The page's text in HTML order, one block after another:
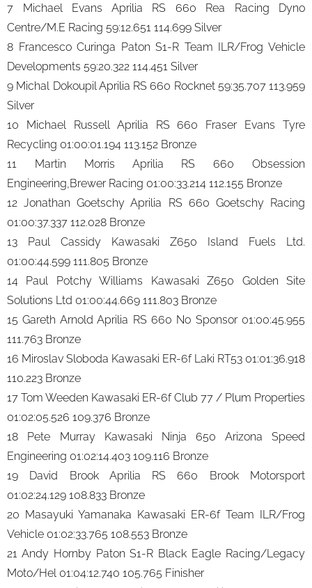
7 Michael Evans Aprilia RS 660 Rea Racing Dyno
Centre/M.E Racing 59:12.651 114.699 Silver
8 Francesco Curinga Paton S1-R Team ILR/Frog Vehicle
Developments 59:20.322 114.451 Silver
9 Michal Dokoupil Aprilia RS 660 Rocknet 59:35.707 113.959
Silver
10 Michael Russell Aprilia RS 660 Fraser Evans Tyre
Recycling 01:00:01.194 113.152 Bronze
11 Martin Morris Aprilia RS 660 Obsession
Engineering,Brewer Racing 01:00:33.214 112.155 Bronze
12 Jonathan Goetschy Aprilia RS 660 Goetschy Racing
01:00:37.337 112.028 Bronze
13 Paul Cassidy Kawasaki Z650 Island Fuels Ltd.
01:00:44.599 111.805 Bronze
14 Paul Potchy Williams Kawasaki Z650 Golden Site
Solutions Ltd 01:00:44.669 111.803 Bronze
15 Gareth Arnold Aprilia RS 660 No Sponsor 01:00:45.955
111.763 Bronze
16 Miroslav Sloboda Kawasaki ER-6f Laki RT53 01:01:36.918
110.223 Bronze
17 Tom Weeden Kawasaki ER-6f Club 77 / Plum Properties
01:02:05.526 109.376 Bronze
18 Pete Murray Kawasaki Ninja 650 Arizona Speed
Engineering 01:02:14.403 109.116 Bronze
19 David Brook Aprilia RS 660 Brook Motorsport
01:02:24.129 108.833 Bronze
20 Masayuki Yamanaka Kawasaki ER-6f Team ILR/Frog
Vehicle 01:02:33.765 108.553 Bronze
21 Andy Hornby Paton S1-R Black Eagle Racing/Legacy
Moto/Hel 01:04:12.740 105.765 Finisher